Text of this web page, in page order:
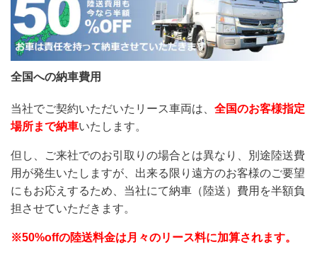
全国への納車費用
当社でご契約いただいたリース車両は、 全国のお客様指定
場所まで納車いたします。
但し、ご来社でのお引取りの場合とは異なり、別途陸送費
用が発生いたしますが、出来る限り遠方のお客様のご要望
にもお応えするため、当社にて納車（陸送）費用を半額負
担させていただきます。
※50%offの陸送料金は月々のリース料に加算されます。